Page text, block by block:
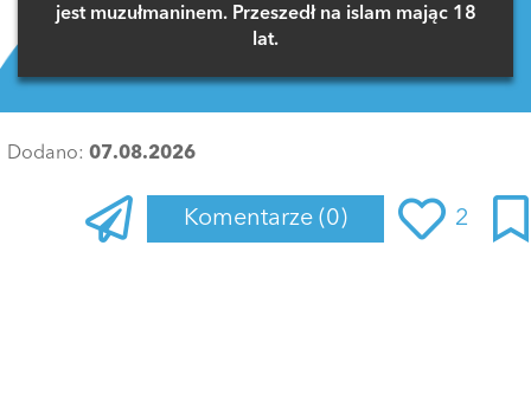
jest muzułmaninem. Przeszedł na islam mając 18
lat.
Dodano: 07.08.2026
Komentarze (0) 2